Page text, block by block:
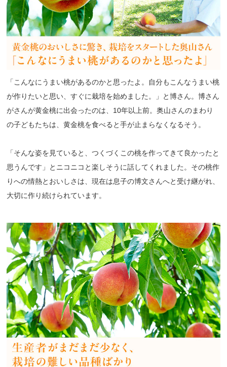
「こんなにうまい桃があるのかと思ったよ。自分もこんなうまい桃
が作りたいと思い、すぐに栽培を始めました。」と博さん。博さん
がさんが黄金桃に出会ったのは、10年以上前。奥山さんのまわり
の子どもたちは、黄金桃を食べると手が止まらなくなるそう。
「そんな姿を見ていると、つくづくこの桃を作ってきて良かったと
思うんです」とニコニコと楽しそうに話してくれました。その桃作
りへの情熱とおいしさは、現在は息子の博文さんへと受け継がれ、
大切に作り続けられています。